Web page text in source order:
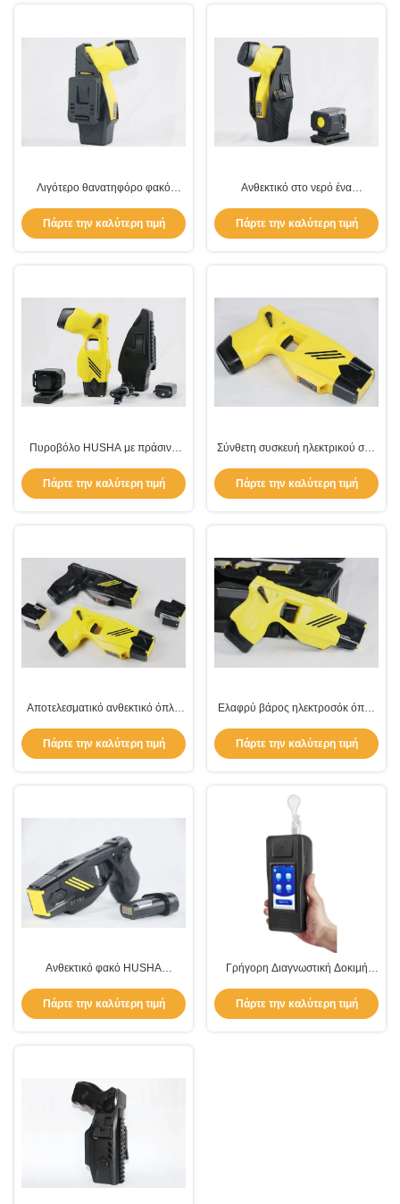
Λιγότερο θανατηφόρο φακό
στο νερό Ελαφρύ βάρος
Πάρτε την καλύτερη τιμή
Ανθεκτικό στο νερό ένα
αναισθητοποιητικό όπλο
Πάρτε την καλύτερη τιμή
Πυροβόλο HUSHA με πράσινο
δεδομένων.
Πάρτε την καλύτερη τιμή
Σύνθετη συσκευή ηλεκτρικού σοκ
Πάρτε την καλύτερη τιμή
Αποτελεσματικό ανθεκτικό όπλο
αστυνομία Αντίσταση στο νερό
Πάρτε την καλύτερη τιμή
Ελαφρύ βάρος ηλεκτροσόκ όπλο
του νόμου
Πάρτε την καλύτερη τιμή
Ανθεκτικό φακό HUSHA
αστυνομία
Πάρτε την καλύτερη τιμή
Γρήγορη Διαγνωστική Δοκιμή
Ανοσολογίας Φορητός
Πάρτε την καλύτερη τιμή